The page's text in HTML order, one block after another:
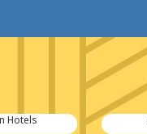
Olie